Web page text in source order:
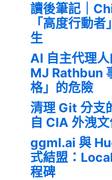
讀後筆記｜
「高度行動
生
AI 自主代理
MJ Rathbun
格」的危險
清理 Git 分支
自 CIA 外洩
ggml.ai 與
式結盟：
程碑